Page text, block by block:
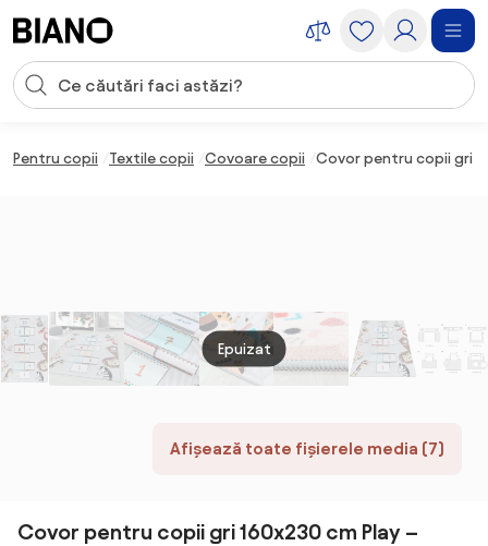
Introducerea căutării
Pentru copii Textile copii Covoare copii Covor pentru copii gri
Afișează toate fișierele media (7)
Epuizat
Covor pentru copii gri 160x230 cm Play –